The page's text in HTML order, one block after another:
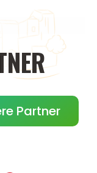
Partner